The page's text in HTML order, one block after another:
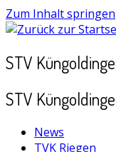
Zum Inhalt springen
STV
STV
News
TVK Riegen